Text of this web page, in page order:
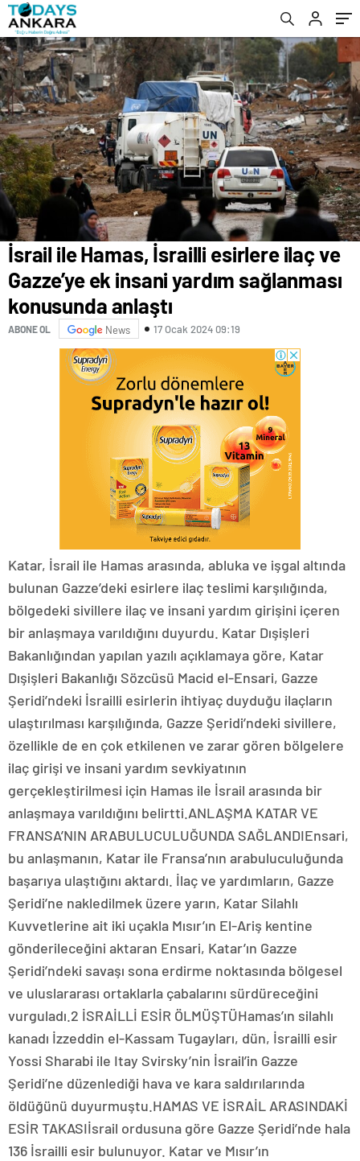
konusunda anlaştı
İsrail ile Hamas, İsrailli esirlere ilaç ve
Gazze’ye ek insani yardım sağlanması
konusunda anlaştı
ABONE OL News 17 Ocak 2024 09:19
Katar, İsrail ile Hamas arasında, abluka ve işgal altında
bulunan Gazze’deki esirlere ilaç teslimi karşılığında,
bölgedeki sivillere ilaç ve insani yardım girişini içeren
bir anlaşmaya varıldığını duyurdu. Katar Dışişleri
Bakanlığından yapılan yazılı açıklamaya göre, Katar
Dışişleri Bakanlığı Sözcüsü Macid el-Ensari, Gazze
Şeridi’ndeki İsrailli esirlerin ihtiyaç duyduğu ilaçların
ulaştırılması karşılığında, Gazze Şeridi’ndeki sivillere,
özellikle de en çok etkilenen ve zarar gören bölgelere
ilaç girişi ve insani yardım sevkiyatının
gerçekleştirilmesi için Hamas ile İsrail arasında bir
anlaşmaya varıldığını belirtti.ANLAŞMA KATAR VE
FRANSA’NIN ARABULUCULUĞUNDA SAĞLANDIEnsari,
bu anlaşmanın, Katar ile Fransa’nın arabuluculuğunda
başarıya ulaştığını aktardı. İlaç ve yardımların, Gazze
Şeridi’ne nakledilmek üzere yarın, Katar Silahlı
Kuvvetlerine ait iki uçakla Mısır’ın El-Ariş kentine
gönderileceğini aktaran Ensari, Katar’ın Gazze
Şeridi’ndeki savaşı sona erdirme noktasında bölgesel
ve uluslararası ortaklarla çabalarını sürdüreceğini
vurguladı.2 İSRAİLLİ ESİR ÖLMÜŞTÜHamas’ın silahlı
kanadı İzzeddin el-Kassam Tugayları, dün, İsrailli esir
Yossi Sharabi ile Itay Svirsky’nin İsrail’in Gazze
Şeridi’ne düzenlediği hava ve kara saldırılarında
öldüğünü duyurmuştu.HAMAS VE İSRAİL ARASINDAKİ
ESİR TAKASIİsrail ordusuna göre Gazze Şeridi’nde hala
136 İsrailli esir bulunuyor. Katar ve Mısır’ın